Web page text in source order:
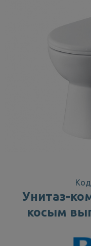
Код
Унитаз-
косым